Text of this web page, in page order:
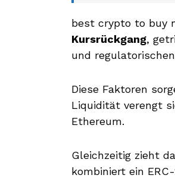
best crypto to buy
Kursrückgang,
und
Diese Faktoren
Liquidität verengt
Ethereum.
Gleichzeitig zieht
kombiniert ein